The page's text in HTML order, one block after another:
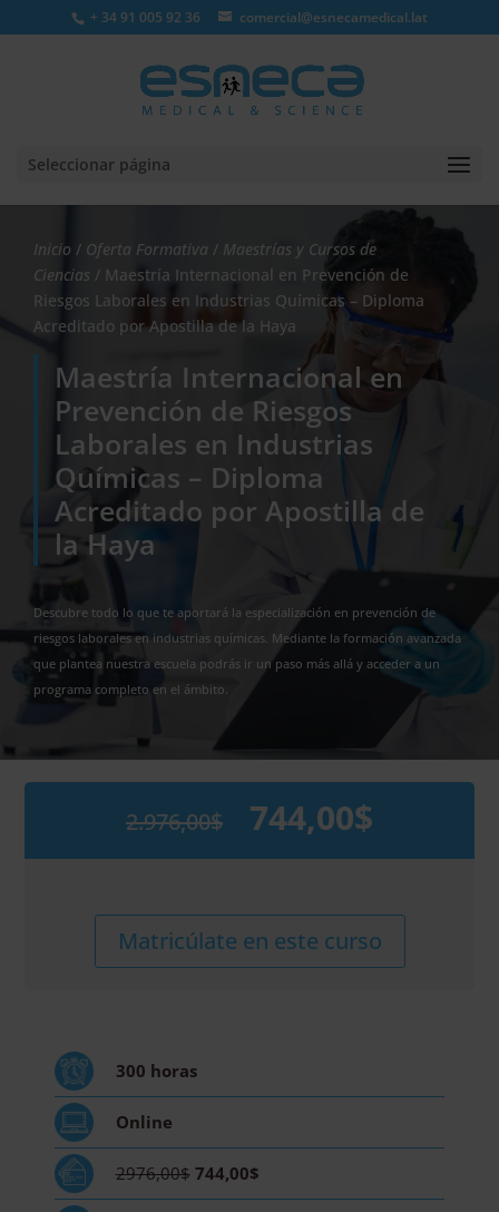
+ 34 91 005 92 36 comercial@esnecamedical.lat
Seleccionar página
Inicio / Oferta Formativa / Maestrías y Cursos de
Ciencias / Maestría Internacional en Prevención de
Riesgos Laborales en Industrias Químicas – Diploma
Acreditado por Apostilla de la Haya
Maestría Internacional en
Prevención de Riesgos
Laborales en Industrias
Químicas – Diploma
Acreditado por Apostilla de
la Haya
Descubre todo lo que te aportará la especialización en prevención de
riesgos laborales en industrias químicas. Mediante la formación avanzada
que plantea nuestra escuela podrás ir un paso más allá y acceder a un
programa completo en el ámbito.
2.976,00$
2.976,00$.
744,00$
744,00$.
Internacional
Laborales
Industrias
Matricúlate en este curso
300 horas
Online
2976,00$ 744,00$